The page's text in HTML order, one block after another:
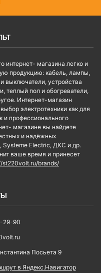
магазина легко и
продукцию: кабель, лампы,
выключатели, устройства
теплый пол и обогреватели,
Интернет-магазин
электротехники как для
и профессионального
магазине вы найдете
и надёжных
Systeme Electric, ДКС и др.
ваше время и принесет
st220volt.ru/brands/
29-90
Посьета 9
в Яндекс.Навигатор